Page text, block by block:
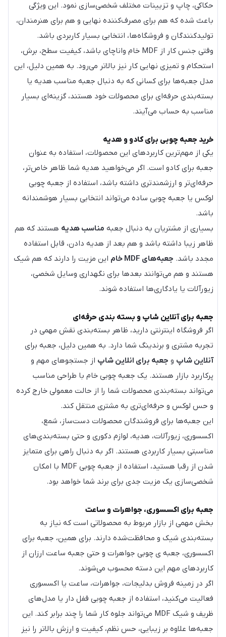
حکاکی، چاپ و تزیینات مختلف شخصی‌سازی نمود. این ویژگی
باعث شده که هم برای مصرف‌کننده نهایی و هم برای هنرمندان،
تولیدکنندگان و فروشگاه‌ها، انتخابی بسیار کاربردی باشد.
وقتی جنس کار از MDF خام واناچای باشد، کیفیت سطح، برش،
استحکام و تمیزی نهایی کار نیز بالاتر می‌رود. به همین دلیل، این
مدل جعبه‌ها برای کسانی که به دنبال جعبه مناسب هدیه یا
بسته‌بندی حرفه‌ای برای محصولات خود هستند، گزینه‌ای بسیار
مناسب به حساب می‌آیند.
خرید جعبه چوبی برای کادو و هدیه
یکی از مهم‌ترین کاربردهای این محصولات، استفاده به عنوان
جعبه برای کادو است. اگر می‌خواهید هدیه شما ظاهر خاص‌تر،
حرفه‌ای‌تر و ارزشمندتری داشته باشد، استفاده از جعبه چوبی
لوکس یا جعبه چوبی ساده می‌تواند انتخابی بسیار هوشمندانه
باشد.
بسیاری از مشتریان به دنبال جعبه مناسب هدیه هستند که هم
ظاهر زیبا داشته باشد و هم بعد از هدیه دادن، قابل استفاده
مجدد باشد. جعبه‌های MDF خام
این مزیت را دارند که هم شیک
هستند و هم می‌توانند بعدها برای نگهداری وسایل شخصی،
زیورآلات یا یادگاری‌ها استفاده شوند.
جعبه برای آنلاین شاپ و بسته بندی حرفه‌ای
اگر فروشگاه اینترنتی دارید، ظاهر بسته‌بندی نقش مهمی در
تجربه مشتری و برندینگ شما دارد. به همین دلیل، جعبه برای
آنلاین شاپ و جعبه برای انلاین شاپ از جستجوهای مهم و
پرکاربرد بازار هستند. یک جعبه چوبی خام با طراحی مناسب
می‌تواند بسته‌بندی محصولات شما را از حالت معمولی خارج کرده
و حس لوکس و حرفه‌ای‌تری به مشتری منتقل کند.
این جعبه‌ها برای فروشندگان محصولات دست‌ساز، شمع،
اکسسوری، زیورآلات، هدیه، لوازم دکوری و حتی بسته‌بندی‌های
مناسبتی بسیار کاربردی هستند. اگر به دنبال راهی برای متمایز
شدن از رقبا هستید، استفاده از جعبه چوبی MDF با امکان
شخصی‌سازی یک مزیت جدی برای برند شما خواهد بود.
جعبه برای اکسسوری، جواهرات و ساعت
بخش مهمی از بازار مربوط به محصولاتی است که نیاز به
بسته‌بندی شیک و محافظت‌شده دارند. برای همین، جعبه برای
اکسسوری، جعبه ی چوبی جواهرات و حتی جعبه ساعت ارزان از
کاربردهای مهم این دسته محسوب می‌شوند.
اگر در زمینه فروش بدلیجات، جواهرات، ساعت یا اکسسوری
فعالیت می‌کنید، استفاده از جعبه چوبی قفل دار یا مدل‌های
ظریف و شیک MDF می‌تواند جلوه کار شما را چند برابر کند. این
جعبه‌ها علاوه بر زیبایی، حس نظم، کیفیت و ارزش بالاتر را نیز